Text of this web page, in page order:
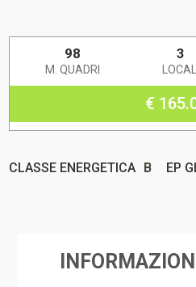
98
M. QUADRI
3
LOCALI
€
CLASSE ENERGETICA B EP